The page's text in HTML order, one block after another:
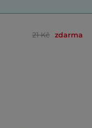
21 Kč zdarma